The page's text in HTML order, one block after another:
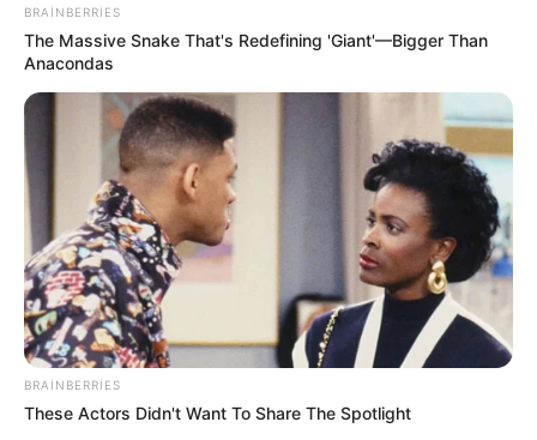
22:32 / 06 Avqust 2026 CƏMİYYƏT
Pensiya alanların NƏZƏRİNƏ!
BRAINBERRIES
The Massive Snake That's Redefining 'Giant'—Bigger Than
Anacondas
BRAINBERRIES
These Actors Didn't Want To Share The Spotlight